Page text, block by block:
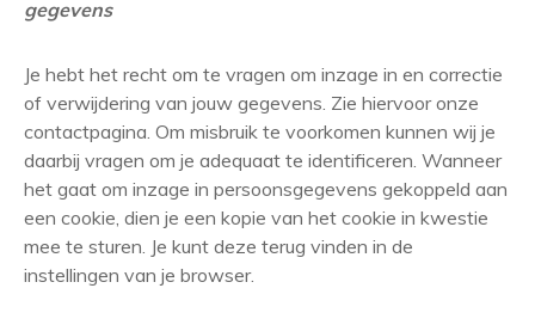
gegevens
Je hebt het recht om te vragen om inzage in en correctie
of verwijdering van jouw gegevens. Zie hiervoor onze
contactpagina. Om misbruik te voorkomen kunnen wij je
daarbij vragen om je adequaat te identificeren. Wanneer
het gaat om inzage in persoonsgegevens gekoppeld aan
een cookie, dien je een kopie van het cookie in kwestie
mee te sturen. Je kunt deze terug vinden in de
instellingen van je browser.